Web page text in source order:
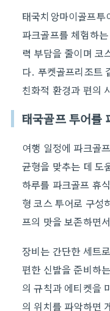
태국치앙마이골프
파크골프를 체험하
력 부담을 줄이며 코
다. 푸켓골프리조트
친화적 환경과 편의
태국골프 투어를
여행 일정에 파크골
균형을 맞추는 데 도
하루를 파크골프 휴
형 코스 투어로 구성
프의 맛을 보존하면
장비는 간단한 세트
편한 신발을 준비하
의 규칙과 에티켓을
의 위치를 파악하면